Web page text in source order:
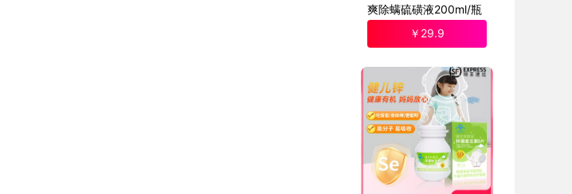
爽除螨硫磺液200ml/瓶
￥ 29.9